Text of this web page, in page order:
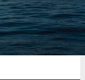
Compañías